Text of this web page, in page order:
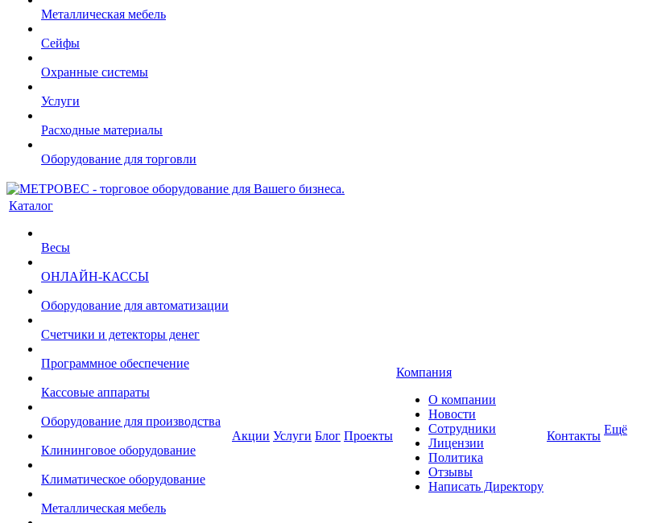
Металлическая мебель
Сейфы
Охранные системы
Услуги
Расходные материалы
Оборудование для торговли
Каталог
Весы
ОНЛАЙН-КАССЫ
Оборудование для автоматизации
Счетчики и детекторы денег
Программное обеспечение
Кассовые аппараты
Оборудование для производства
Клининговое оборудование
Климатическое оборудование
Металлическая мебель
Акции Услуги Блог Проекты
Компания
О компании
Новости
Сотрудники
Лицензии
Политика
Отзывы
Написать Директору
Контакты Ещё